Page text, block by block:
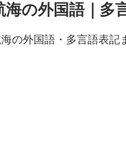
海の外国語｜多
の外国語・多言語表記